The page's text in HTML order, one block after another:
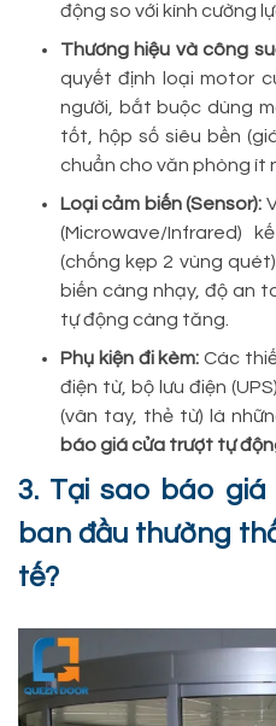
động so với kính cường
Thương hiệu và công
quyết định loại motor
người, bắt buộc dùng
tốt, hộp số siêu bền
chuẩn cho văn phòng ít
Loại cảm biến (Sensor):
(Microwave/Infrared)
(chống kẹp 2 vùng
biến càng nhạy, độ an
tự động càng tăng.
Phụ kiện đi kèm: Các
điện từ, bộ lưu điện
(vân tay, thẻ từ) là
báo giá cửa trượt tự
3. Tại sao báo
ban đầu thường
tế?